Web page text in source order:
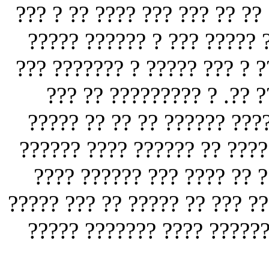
? ??? ???????? ???? ????
???? ???? ???? ???? ????
????????? ???? ???. ?? ??
?? ?? ???? ?? ???????
????? ?? ??? ????? ???
?? ????? ?????
????? ? ??????
???? ??? ??. ?? ?? ? ?????
????? ?? ? ??????? ?